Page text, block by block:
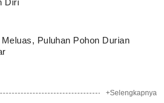
Diri
Puluhan Pohon Durian
+Selengkapnya